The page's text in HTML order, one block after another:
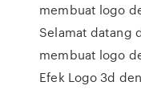
membuat logo
Selamat datang
membuat logo
Efek Logo 3d